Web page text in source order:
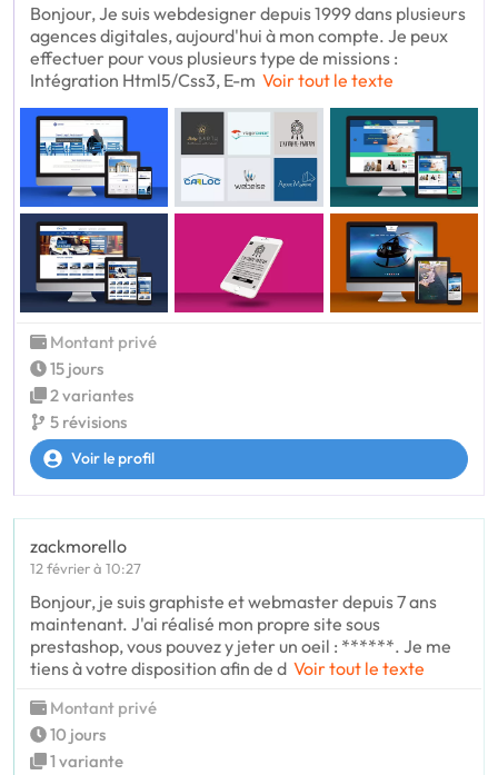
Bonjour, Je suis webdesigner depuis 1999 dans plusieurs
agences digitales, aujourd'hui à mon compte. Je peux
effectuer pour vous plusieurs type de missions :
Intégration Html5/Css3, E-m Voir tout le texte
Montant privé
15 jours
2 variantes
5 révisions
Voir le profil
zackmorello
12 février à 10:27
Bonjour, je suis graphiste et webmaster depuis 7 ans
maintenant. J'ai réalisé mon propre site sous
prestashop, vous pouvez y jeter un oeil : ******. Je me
tiens à votre disposition afin de d Voir tout le texte
Montant privé
10 jours
1 variante